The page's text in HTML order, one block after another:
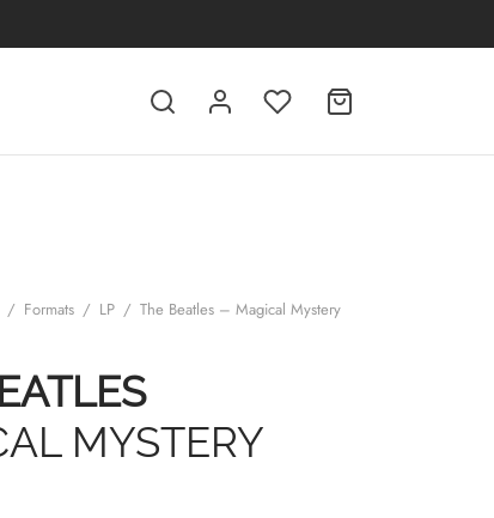
/ Formats / LP / The Beatles – Magical Mystery
MYSTERY